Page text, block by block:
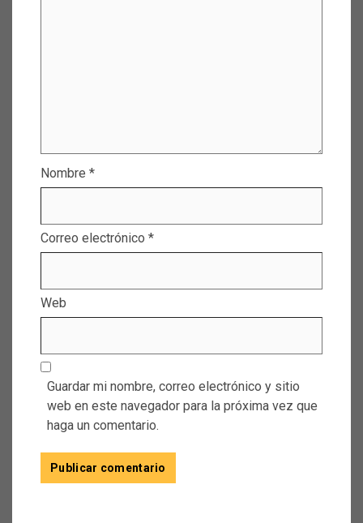
Nombre *
Correo electrónico *
Web
Guardar mi nombre, correo electrónico y sitio
web en este navegador para la próxima vez que
haga un comentario.